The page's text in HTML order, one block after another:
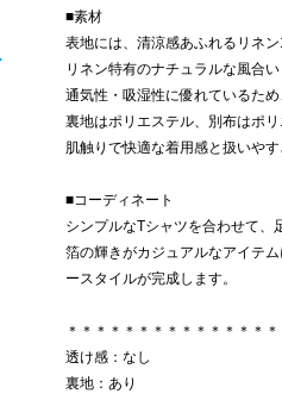
■素材
表地には、清涼感あふれるリネン
リネン特有のナチュラルな風合
通気性・吸湿性に優れているため
裏地はポリエステル、別布はポ
肌触りで快適な着用感と扱いや
■コーディネート
シンプルなTシャツを合わせて、
箔の輝きがカジュアルなアイテ
ースタイルが完成します。
＊＊＊＊＊＊＊＊＊＊＊＊＊＊
透け感：なし
裏地：あり